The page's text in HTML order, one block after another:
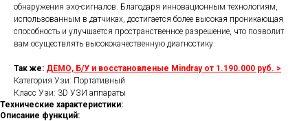
обнаружения эхо-сигналов. Благодаря инновационным технологиям,
использованным в датчиках, достигается более высокая проникающая
способность и улучшается пространственное разрешение, что позволит
вам осуществлять высококачественную диагностику.
Так же: ДЕМО, Б/У и восcтановленые Mindray от 1.190.000 руб. >
Категория Узи: Портативный
Класс Узи: 3D УЗИ аппараты
Технические характеристики:
Описание функций: